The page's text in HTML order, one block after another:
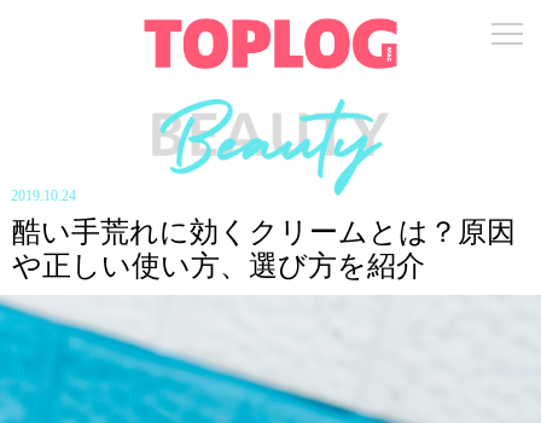
2019.10.24
酷い手荒れに効くクリームとは？原因
や正しい使い方、選び方を紹介